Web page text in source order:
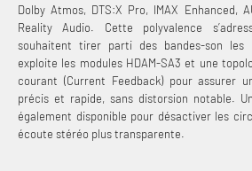
Dolby Atmos, DTS:X Pro, IMAX Enhanced,
Reality Audio. Cette polyvalence
souhaitent tirer parti des bandes-son les
exploite les modules HDAM-SA3 et une
courant (Current Feedback) pour assurer
précis et rapide, sans distorsion notable.
également disponible pour désactiver les
écoute stéréo plus transparente.